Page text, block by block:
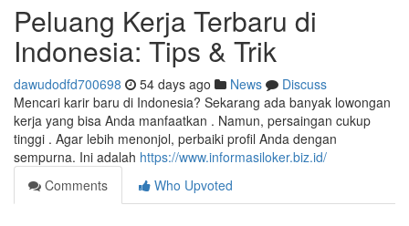
Peluang Kerja Terbaru di
Indonesia: Tips & Trik
dawudodfd700698 54 days ago News
Discuss
Mencari karir baru di Indonesia? Sekarang ada banyak lowongan
kerja yang bisa Anda manfaatkan . Namun, persaingan cukup
tinggi . Agar lebih menonjol, perbaiki profil Anda dengan
sempurna. Ini adalah https://www.informasiloker.biz.id/
Comments
Who Upvoted